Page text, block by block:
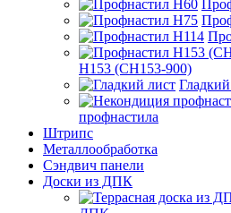
Н153 (СН153-900)
профнастила
Штрипс
Металлообработка
Сэндвич панели
Доски из ДПК